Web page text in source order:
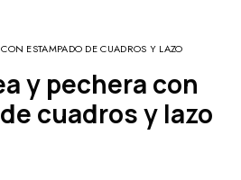
ESTAMPADO DE CUADROS Y LAZO
cuadros y lazo